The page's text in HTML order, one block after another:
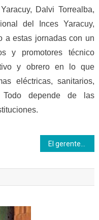
Dalvi Torrealba,
del Inces Yaracuy,
a estas jornadas con un
y promotores técnico
y obrero en lo que
eléctricas, sanitarios,
Todo depende de las
El gerente de Inces Carabobo presente en el Primer Consejo de Gestión Regional 2019